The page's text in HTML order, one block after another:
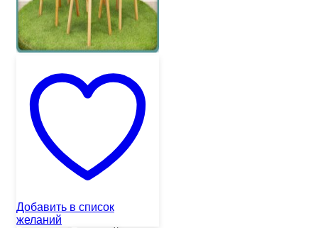
Добавить в список
желаний